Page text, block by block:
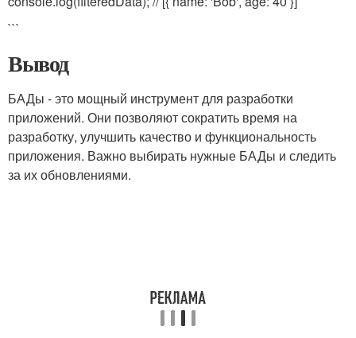
```
Вывод
БАДы - это мощный инструмент для разработки
приложений. Они позволяют сократить время на
разработку, улучшить качество и функциональность
приложения. Важно выбирать нужные БАДы и следить
за их обновлениями.